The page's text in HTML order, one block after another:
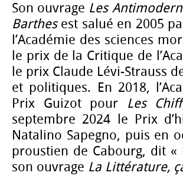
Son ouvrage Les
Barthesest salué en 2005
l’Académie des sciences
le prix de la Critique de
le prix Claude Lévi-Strauss
et politiques. En 2018,
Prix Guizot pour Les
septembre 2024 le Prix
Natalino Sapegno, puis en
proustien de Cabourg, dit
son ouvrage La Littérature,